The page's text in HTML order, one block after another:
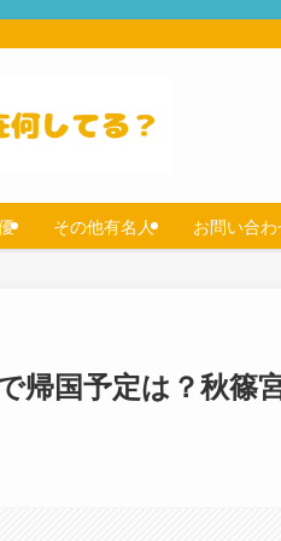
その他有名人 お問い合
帰国予定は？秋篠